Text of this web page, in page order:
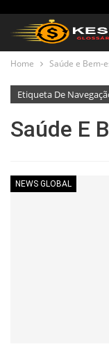
Home Saúde e Bem-
Etiqueta De
Saúde E
NEWS GLOBAL